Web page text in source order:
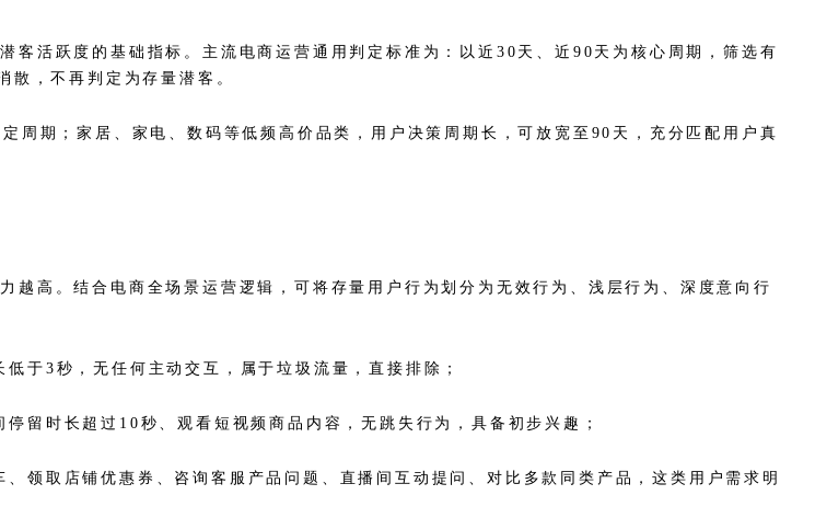
客活跃度的基础指标。主流电商运营通用判定标准为：以近30天、近90天为核心周期，筛选有
，不再判定为存量潜客。
周期；家居、家电、数码等低频高价品类，用户决策周期长，可放宽至90天，充分匹配用户真
高。结合电商全场景运营逻辑，可将存量用户行为划分为无效行为、浅层行为、深度意向行
于3秒，无任何主动交互，属于垃圾流量，直接排除；
留时长超过10秒、观看短视频商品内容，无跳失行为，具备初步兴趣；
领取店铺优惠券、咨询客服产品问题、直播间互动提问、对比多款同类产品，这类用户需求明